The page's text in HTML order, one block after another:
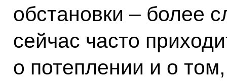
обстановки – более
сейчас часто
о потеплении и о